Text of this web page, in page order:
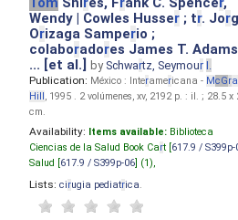
Wendy | Cowles Husser ; tr. Jor
Orizaga Samperio ;
colaboradores James T. Adams
... [et al.]by Schwartz, Seymour I.
Publication: México : Interamericana - McGr
Hill, 1995 . 2 volúmenes, xv, 2192 p. : il. ; 28.5 x
cm.
Availability: Items available: Biblioteca
Ciencias de la Salud Book Cart [ 617.9 / S399p-
Salud [ 617.9 / S399p-06 ] (1),
Lists: cirugia pediatrica